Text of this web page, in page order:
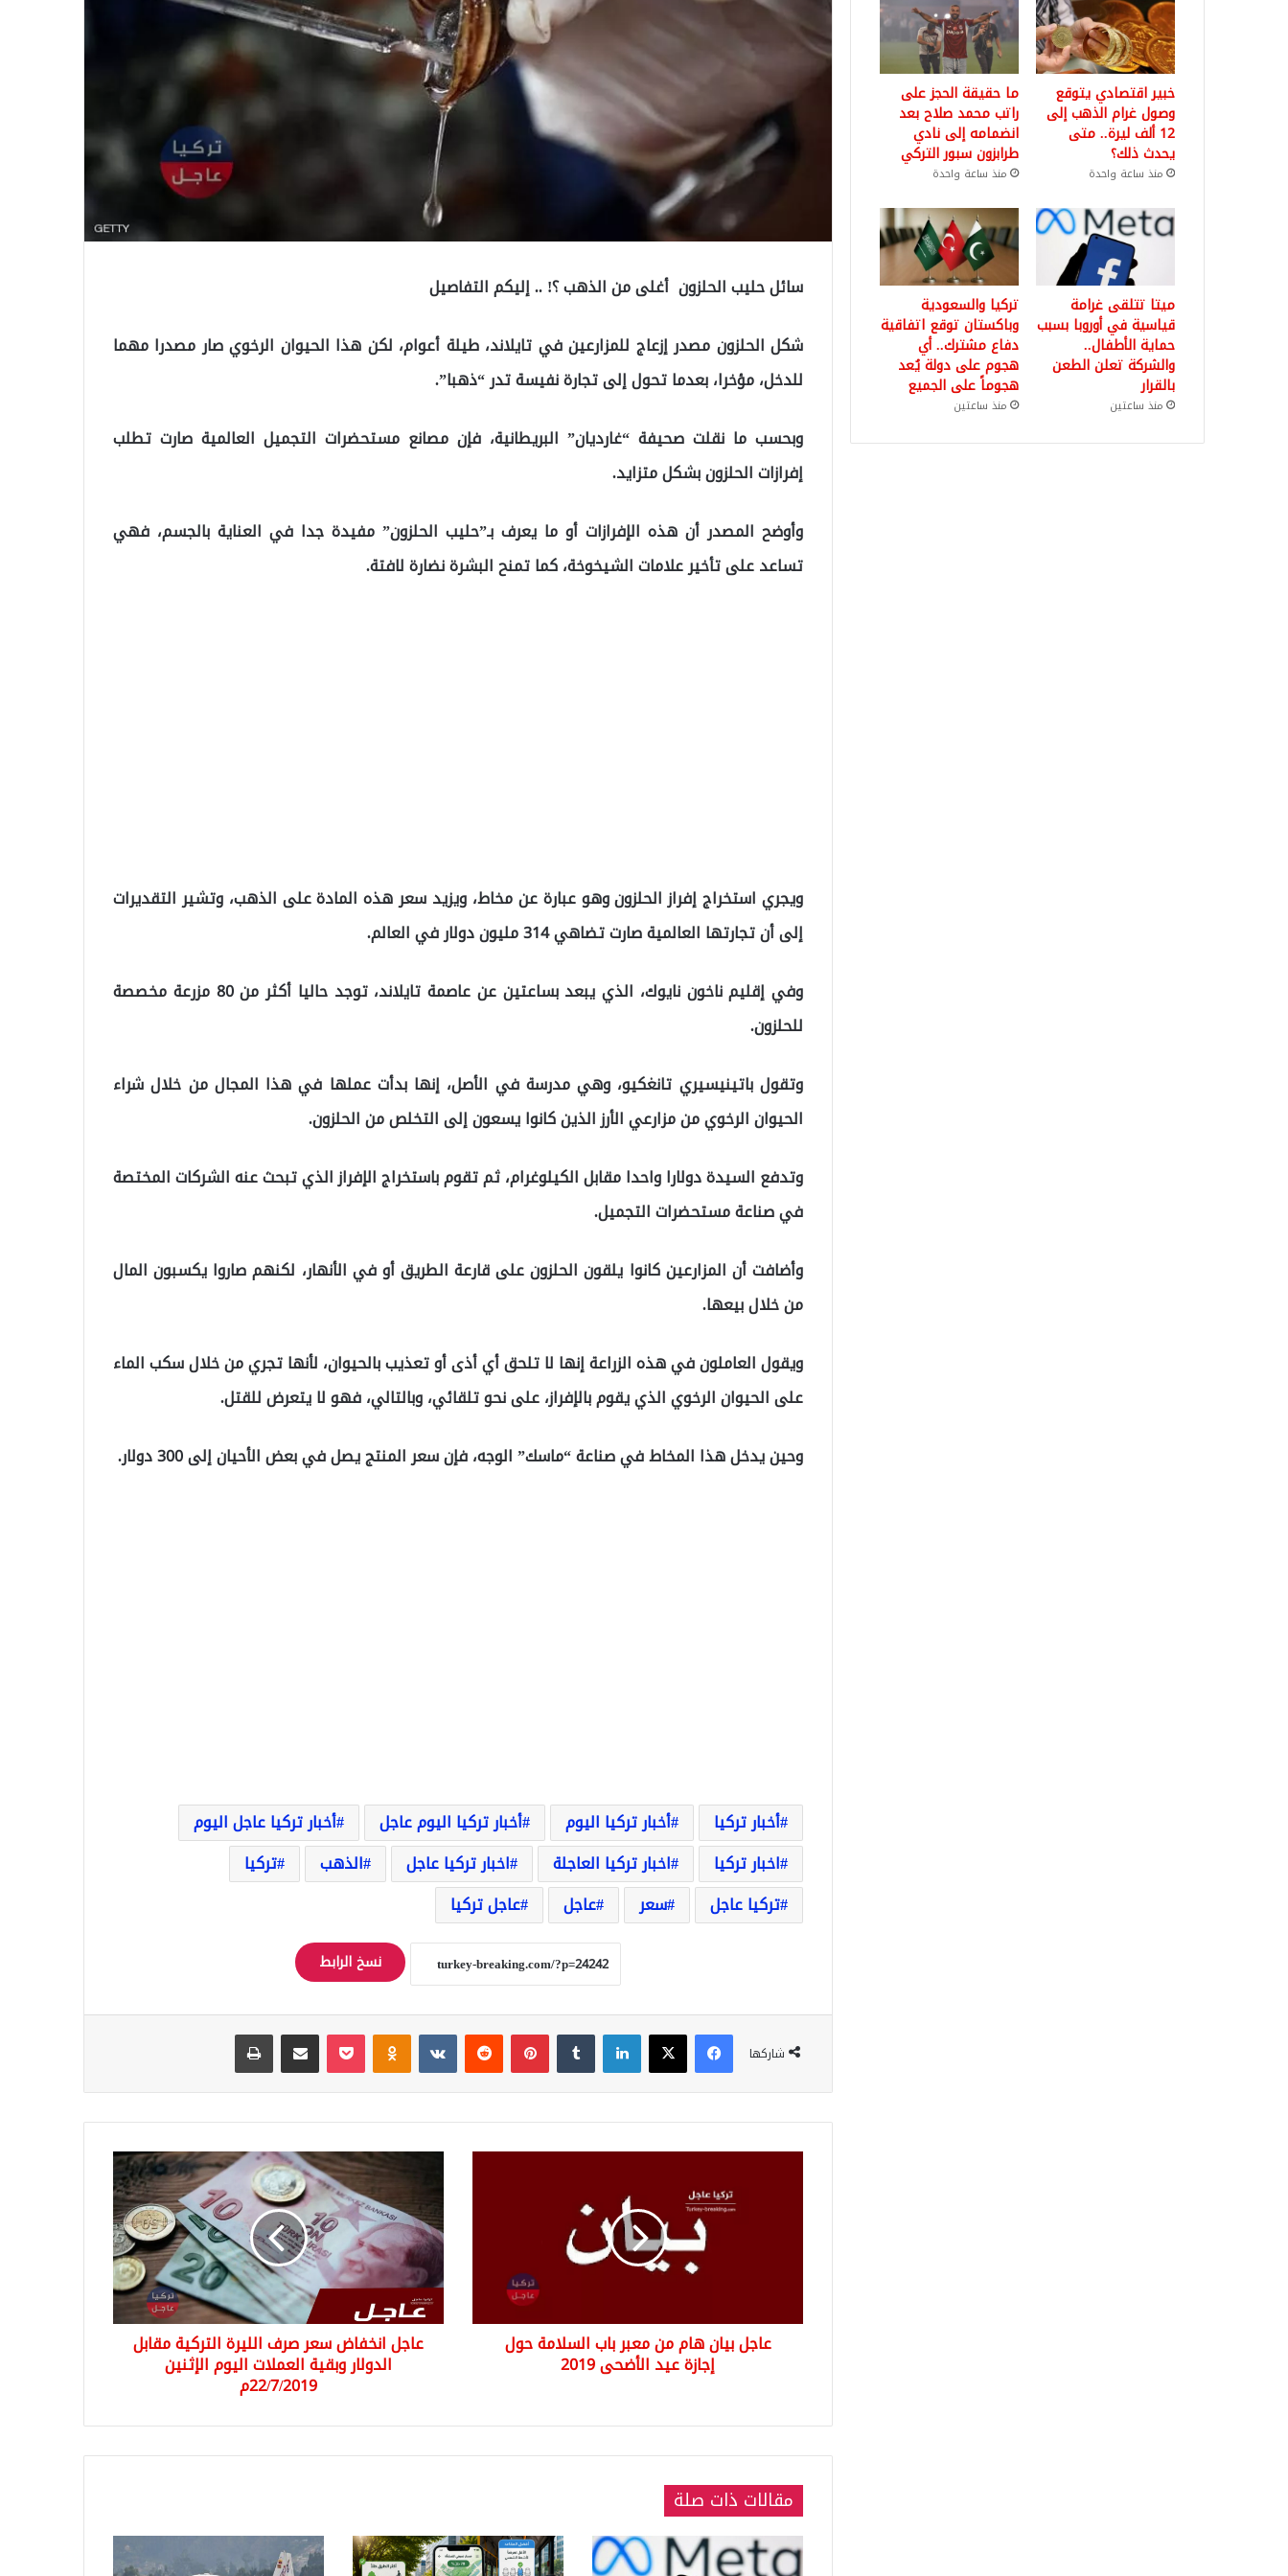
سائل حليب الحلزون أغلى من الذهب ؟! .. إليكم التفاصيل
شكل الحلزون مصدر إزعاج للمزارعين في تايلاند، طيلة أعوام، لكن هذا الحيوان الرخوي صار مصدرا مهما
للدخل، مؤخرا، بعدما تحول إلى تجارة نفيسة تدر “ذهبا”.
وبحسب ما نقلت صحيفة “غارديان” البريطانية، فإن مصانع مستحضرات التجميل العالمية صارت تطلب
إفرازات الحلزون بشكل متزايد.
وأوضح المصدر أن هذه الإفرازات أو ما يعرف بـ”حليب الحلزون” مفيدة جدا في العناية بالجسم، فهي
تساعد على تأخير علامات الشيخوخة، كما تمنح البشرة نضارة لافتة.
ويجري استخراج إفراز الحلزون وهو عبارة عن مخاط، ويزيد سعر هذه المادة على الذهب، وتشير التقديرات
إلى أن تجارتها العالمية صارت تضاهي 314 مليون دولار في العالم.
وفي إقليم ناخون نايوك، الذي يبعد بساعتين عن عاصمة تايلاند، توجد حاليا أكثر من 80 مزرعة مخصصة
للحلزون.
وتقول باتينيسيري تانغكيو، وهي مدرسة في الأصل، إنها بدأت عملها في هذا المجال من خلال شراء
الحيوان الرخوي من مزارعي الأرز الذين كانوا يسعون إلى التخلص من الحلزون.
وتدفع السيدة دولارا واحدا مقابل الكيلوغرام، ثم تقوم باستخراج الإفراز الذي تبحث عنه الشركات المختصة
في صناعة مستحضرات التجميل.
وأضافت أن المزارعين كانوا يلقون الحلزون على قارعة الطريق أو في الأنهار، لكنهم صاروا يكسبون المال
من خلال بيعها.
ويقول العاملون في هذه الزراعة إنها لا تلحق أي أذى أو تعذيب بالحيوان، لأنها تجري من خلال سكب الماء
على الحيوان الرخوي الذي يقوم بالإفراز، على نحو تلقائي، وبالتالي، فهو لا يتعرض للقتل.
وحين يدخل هذا المخاط في صناعة “ماسك” الوجه، فإن سعر المنتج يصل في بعض الأحيان إلى 300 دولار.
أخبار تركيا أخبار تركيا اليوم أخبار تركيا اليوم عاجل
أخبار تركيا عاجل اليوم
اخبار تركيا
اخبار تركيا العاجلة اخبار تركيا عاجل الذهب
تركيا
تركيا عاجل
سعر عاجل عاجل تركيا
نسخ الرابط
شاركها
فيسبوك‫X لينكدإن بينتيريست Odnoklassniki
‫Pocket مشاركة عبر البريد طباعة
إجازة
عاجل بيان هام من معبر باب السلامة حول
إجازة عيد الأضحى 2019
سعر
صرف
الليرة
التركية
مقابل
الدولار
وبقية
العملات
عاجل انخفاض سعر صرف الليرة التركية مقابل
الدولار وبقية العملات اليوم الإثنين
22/7/2019م
مقالات ذات صلة
خبير اقتصادي يتوقع
وصول غرام الذهب إلى
12 ألف ليرة.. متى
يحدث ذلك؟
منذ ساعة واحدة
ما حقيقة الحجز على
راتب محمد صلاح بعد
انضمامه إلى نادي
طرابزون سبور التركي
منذ ساعة واحدة
ميتا تتلقى غرامة
قياسية في أوروبا بسبب
حماية الأطفال..
والشركة تعلن الطعن
بالقرار
منذ ساعتين
تركيا والسعودية
وباكستان توقع اتفاقية
دفاع مشترك.. أي
هجوم على دولة يُعد
هجوماً على الجميع
منذ ساعتين